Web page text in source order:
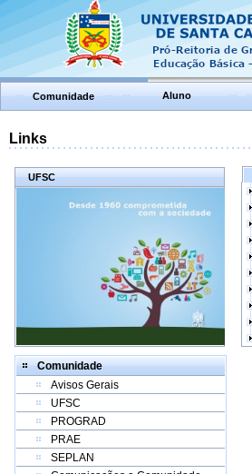
Comunidade Aluno
Links
UFSC
Comunidade
Avisos Gerais
UFSC
PROGRAD
PRAE
SEPLAN